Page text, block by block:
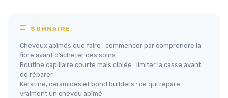
SOMMAIRE
Cheveux abîmés que faire : commencer par comprendre la
fibre avant d’acheter des soins
Routine capillaire courte mais ciblée : limiter la casse avant
de réparer
Kératine, céramides et bond builders : ce qui répare
vraiment un cheveu abîmé